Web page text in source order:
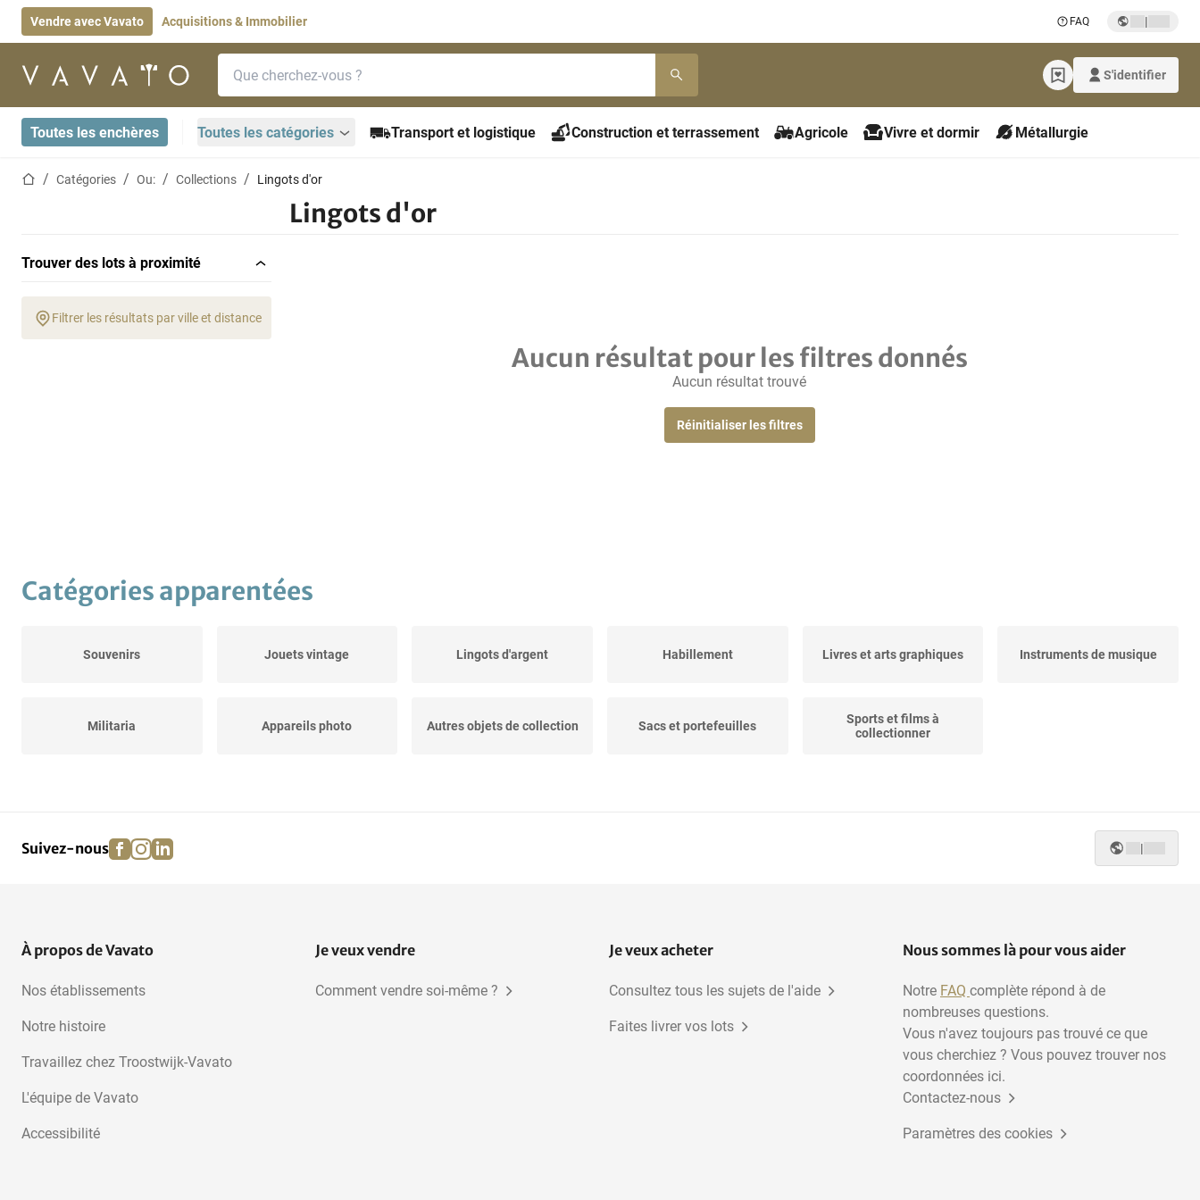
Vendre avec Vavato Acquisitions & Immobilier FAQ |
Page d'accueil S'identifier
Toutes les enchères Toutes les catégories Transport et logistique Construction et terrassement Agricole Vivre et dormir Métallurgie
Page d'accueil
Catégories Ou: Collections Lingots d'or
Lingots d'or
Trouver des lots à proximité
Filtrer les résultats par ville et distance
Aucun résultat pour les filtres donnés
Aucun résultat trouvé
Réinitialiser les filtres
Catégories apparentées
Souvenirs Jouets vintage Lingots d'argent Habillement Livres et arts graphiques Instruments de musique
Militaria Appareils photo Autres objets de collection Sacs et portefeuilles
Sports et films à
collectionner
Suivez-nous facebook
instagram
linkedin |
À propos de Vavato
Nos établissements
Notre histoire
Travaillez chez Troostwijk-Vavato
L'équipe de Vavato
Accessibilité
Je veux vendre
Comment vendre soi-même ?
Je veux acheter
Consultez tous les sujets de l'aide
Faites livrer vos lots
Nous sommes là pour vous aider
Notre FAQ complète répond à de
nombreuses questions.
Vous n'avez toujours pas trouvé ce que
vous cherchiez ? Vous pouvez trouver nos
coordonnées ici.
Contactez-nous
Paramètres des cookies